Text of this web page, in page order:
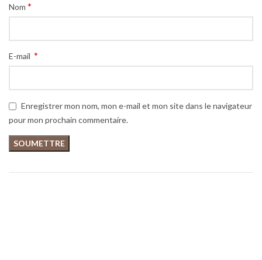
Nom *
E-mail *
Enregistrer mon nom, mon e-mail et mon site dans le navigateur
pour mon prochain commentaire.